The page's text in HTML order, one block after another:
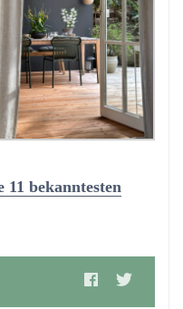
11 bekanntesten